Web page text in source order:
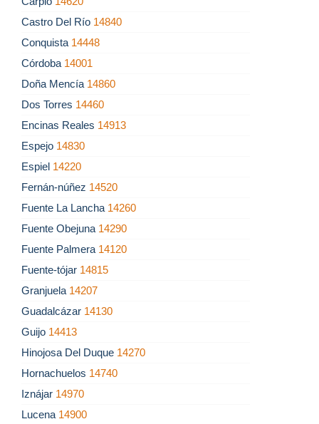
Castro Del Río 14840
Conquista 14448
Córdoba 14001
Doña Mencía 14860
Dos Torres 14460
Encinas Reales 14913
Espejo 14830
Espiel 14220
Fernán-núñez 14520
Fuente La Lancha 14260
Fuente Obejuna 14290
Fuente Palmera 14120
Fuente-tójar 14815
Granjuela 14207
Guadalcázar 14130
Guijo 14413
Hinojosa Del Duque 14270
Hornachuelos 14740
Iznájar 14970
Lucena 14900